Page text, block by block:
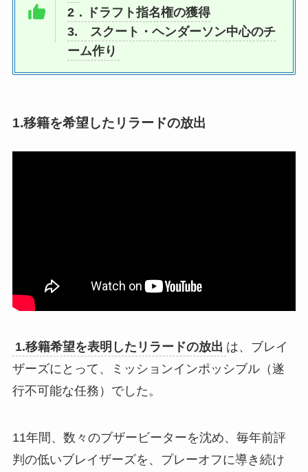
2．ドラフト指名権の獲得
3. スクート・ヘンダーソン中心のチ
ーム作り
1.移籍を希望したリラードの放出
1.移籍希望を表明したリラードの放出 は、ブレイ
ザーズにとって、ミッションインポッシブル（遂
行不可能な任務）でした。
11年間、数々のブザービーターを沈め、毎年前評
判の低いブレイザーズを、プレーオフに導き続け